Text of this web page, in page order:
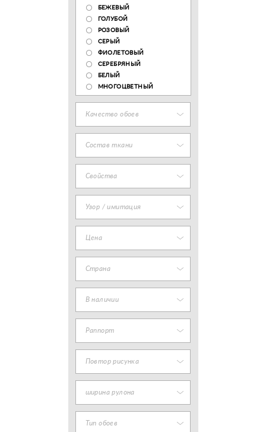
БЕЖЕВЫЙ
ГОЛУБОЙ
РОЗОВЫЙ
СЕРЫЙ
ФИОЛЕТОВЫЙ
СЕРЕБРЯНЫЙ
БЕЛЫЙ
МНОГОЦВЕТНЫЙ
Качество обоев
Состав ткани
Свойства
Узор / имитация
Цена
Страна
В наличии
Раппорт
Повтор рисунка
ширина рулона
Тип обоев